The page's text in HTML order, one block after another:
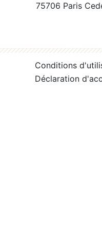
75706 Paris
Conditions
Déclaration